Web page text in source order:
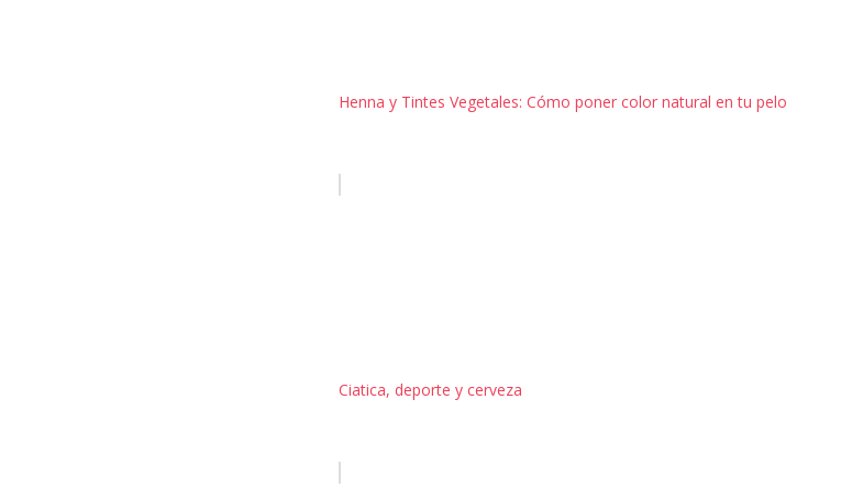
Henna y Tintes Vegetales: Cómo poner color natural en tu pelo
Ciatica, deporte y cerveza